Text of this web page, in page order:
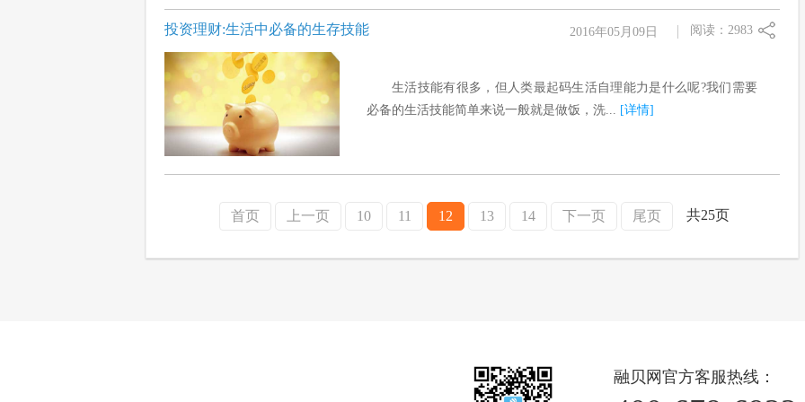
投资理财:生活中必备的生存技能 阅读：2983
生活技能有很多，但人类最起码生活自理能力是什么呢?我们需要
必备的生活技能简单来说一般就是做饭，洗... [详情]
2016年05月09日
首页 上一页 10 11 12 13 14 下一页 尾页 共25页
融贝网官方客服热线：